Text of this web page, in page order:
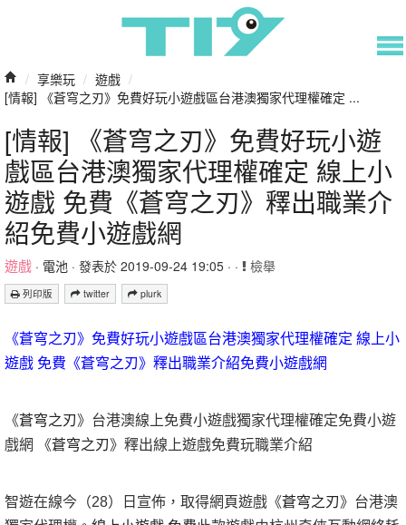
/ 享樂玩 / 遊戲 /
[情報] 《蒼穹之刃》免費好玩小遊戲區台港澳獨家代理權確定 ...
[情報] 《蒼穹之刃》免費好玩小遊
戲區台港澳獨家代理權確定 線上小
遊戲 免費《蒼穹之刃》釋出職業介
紹免費小遊戲網
遊戲 · 電池 · 發表於 2019-09-24 19:05 · · 檢舉
列印版 twitter plurk
《蒼穹之刃》免費好玩小遊戲區台港澳獨家代理權確定 線上小
遊戲 免費《蒼穹之刃》釋出職業介紹免費小遊戲網
《蒼穹之刃》台港澳線上免費小遊戲獨家代理權確定免費小遊
戲網 《蒼穹之刃》釋出線上遊戲免費玩職業介紹
智遊在線今（28）日宣佈，取得網頁遊戲《蒼穹之刃》台港澳